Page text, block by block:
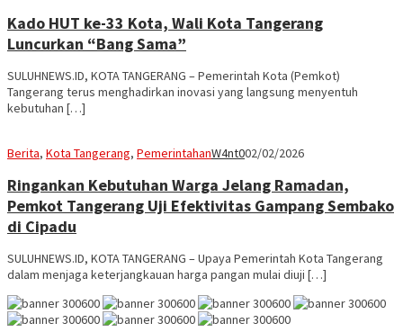
Kado HUT ke-33 Kota, Wali Kota Tangerang
Luncurkan “Bang Sama”
SULUHNEWS.ID, KOTA TANGERANG – Pemerintah Kota (Pemkot)
Tangerang terus menghadirkan inovasi yang langsung menyentuh
kebutuhan […]
Berita, Kota Tangerang, PemerintahanW4nt002/02/2026
Ringankan Kebutuhan Warga Jelang Ramadan,
Pemkot Tangerang Uji Efektivitas Gampang Sembako
di Cipadu
SULUHNEWS.ID, KOTA TANGERANG – Upaya Pemerintah Kota Tangerang
dalam menjaga keterjangkauan harga pangan mulai diuji […]